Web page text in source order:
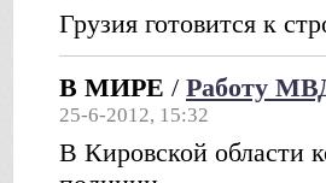
Грузия готовится к
В МИРЕ / Работу
25-6-2012, 15:32
В Кировской области